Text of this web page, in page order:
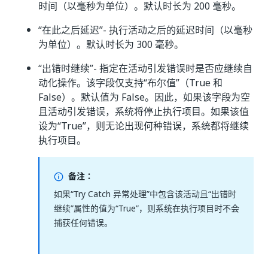
时间（以毫秒为单位）。默认时长为 200 毫秒。
“在此之后延迟”- 执行活动之后的延迟时间（以毫秒
为单位）。默认时长为 300 毫秒。
“出错时继续”- 指定在活动引发错误时是否应继续自
动化操作。该字段仅支持“布尔值”（True 和
False）。默认值为 False。因此，如果该字段为空
且活动引发错误，系统将停止执行项目。如果该值
设为“True”，则无论出现何种错误，系统都将继续
执行项目。
备注：
如果“Try Catch 异常处理”中包含该活动且“出错时
继续”属性的值为“True”，则系统在执行项目时不会
捕获任何错误。